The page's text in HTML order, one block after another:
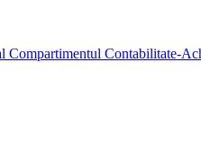
Contabilitate-